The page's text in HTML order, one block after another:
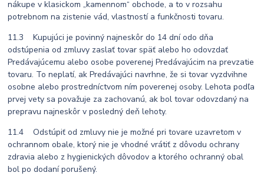
nákupe v klasickom „kamennom“ obchode, a to v rozsahu
potrebnom na zistenie vád, vlastností a funkčnosti tovaru.
11.3 Kupujúci je povinný najneskôr do 14 dní odo dňa
odstúpenia od zmluvy zaslať tovar späť alebo ho odovzdať
Predávajúcemu alebo osobe poverenej Predávajúcim na prevzatie
tovaru. To neplatí, ak Predávajúci navrhne, že si tovar vyzdvihne
osobne alebo prostredníctvom ním poverenej osoby. Lehota podľa
prvej vety sa považuje za zachovanú, ak bol tovar odovzdaný na
prepravu najneskôr v posledný deň lehoty.
11.4 Odstúpiť od zmluvy nie je možné pri tovare uzavretom v
ochrannom obale, ktorý nie je vhodné vrátiť z dôvodu ochrany
zdravia alebo z hygienických dôvodov a ktorého ochranný obal
bol po dodaní porušený.